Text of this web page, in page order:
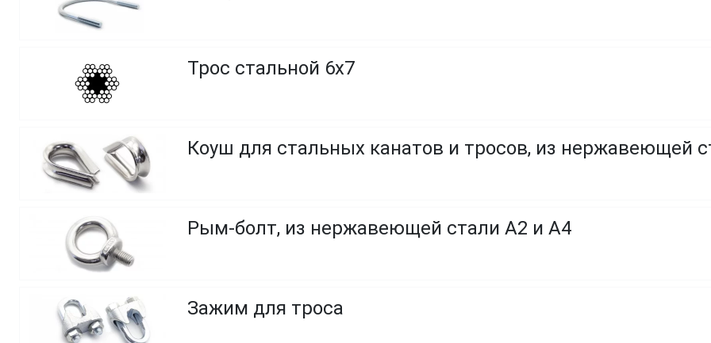
Трос стальной 6х7
Коуш для стальных канатов и тросов, из нержавеющей
Рым-болт, из нержавеющей стали A2 и A4
Зажим для троса